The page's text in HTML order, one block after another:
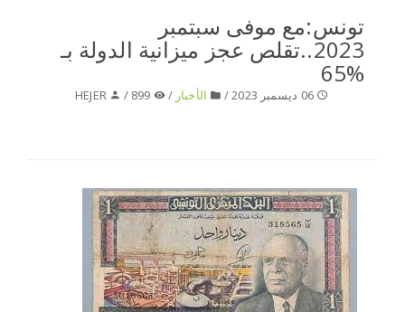
حدد ملفا
حدد الفرع
اختر بلدا/بلدان
تونس:مع موفى سبتمبر
2023..تقلص عجز ميزانية الدولة بـ
%65
06 ديسمبر 2023 / الأخبار /
HEJER